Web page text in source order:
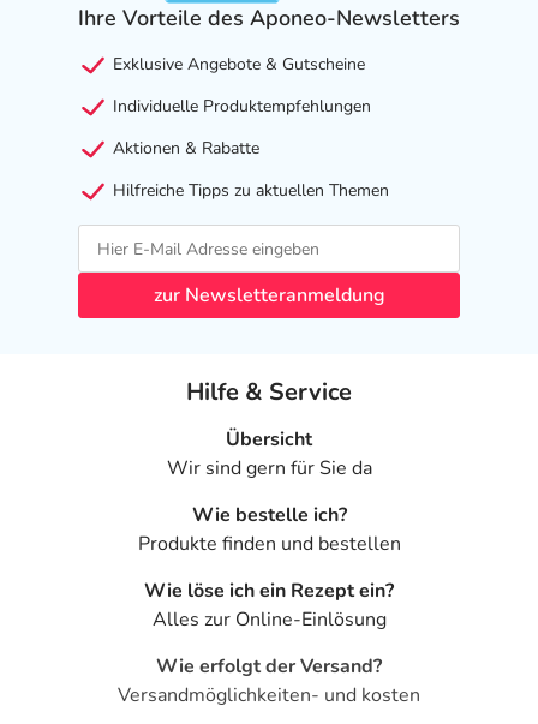
Ihre Vorteile des Aponeo-Newsletters
Exklusive Angebote & Gutscheine
Individuelle Produktempfehlungen
Aktionen & Rabatte
Hilfreiche Tipps zu aktuellen Themen
zur Newsletteranmeldung
Hilfe & Service
Übersicht
Wir sind gern für Sie da
Wie bestelle ich?
Produkte finden und bestellen
Wie löse ich ein Rezept ein?
Alles zur Online-Einlösung
Wie erfolgt der Versand?
Versandmöglichkeiten- und kosten